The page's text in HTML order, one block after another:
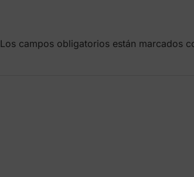
Los campos obligatorios están marcados